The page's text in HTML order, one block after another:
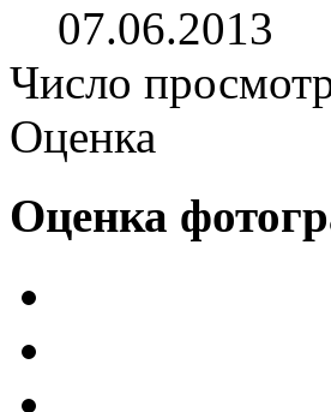
07.06.2013
Число
Оценка
Оценка